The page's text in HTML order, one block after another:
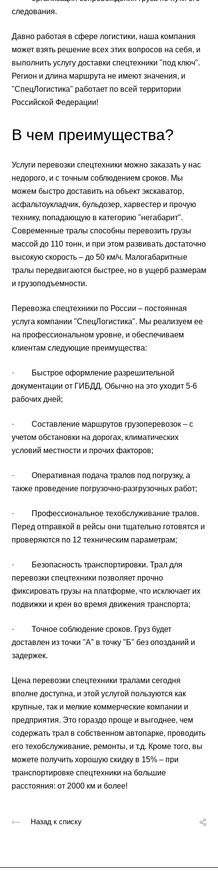
следования.
Давно работая в сфере логистики, наша компания
может взять решение всех этих вопросов на себя, и
выполнить услугу доставки спецтехники "под ключ".
Регион и длина маршрута не имеют значения, и
"СпецЛогистика" работает по всей территории
Российской Федерации!
В чем преимущества?
Услуги перевозки спецтехники можно заказать у нас
недорого, и с точным соблюдением сроков. Мы
можем быстро доставить на объект экскаватор,
асфальтоукладчик, бульдозер, харвестер и прочую
технику, попадающую в категорию "негабарит".
Современные тралы способны перевозить грузы
массой до 110 тонн, и при этом развивать достаточно
высокую скорость – до 50 км/ч. Малогабаритные
тралы передвигаются быстрее, но в ущерб размерам
и грузоподъемности.
Перевозка спецтехники по России – постоянная
услуга компании "СпецЛогистика". Мы реализуем ее
на профессиональном уровне, и обеспечиваем
клиентам следующие преимущества:
· Быстрое оформление разрешительной
документации от ГИБДД. Обычно на это уходит 5-6
рабочих дней;
· Составление маршрутов грузоперевозок – с
учетом обстановки на дорогах, климатических
условий местности и прочих факторов;
· Оперативная подача тралов под погрузку, а
также проведение погрузочно-разгрузочных работ;
· Профессиональное техобслуживание тралов.
Перед отправкой в рейсы они тщательно готовятся и
проверяются по 12 техническим параметрам;
· Безопасность транспортировки. Трал для
перевозки спецтехники позволяет прочно
фиксировать грузы на платформе, что исключает их
подвижки и крен во время движения транспорта;
· Точное соблюдение сроков. Груз будет
доставлен из точки "А" в точку "Б" без опозданий и
задержек.
Цена перевозки спецтехники тралами сегодня
вполне доступна, и этой услугой пользуются как
крупные, так и мелкие коммерческие компании и
предприятия. Это гораздо проще и выгоднее, чем
содержать трал в собственном автопарке, проводить
его техобслуживание, ремонты, и т.д. Кроме того, вы
можете получить хорошую скидку в 15% – при
транспортировке спецтехники на большие
расстояния: от 2000 км и более!
Назад к списку